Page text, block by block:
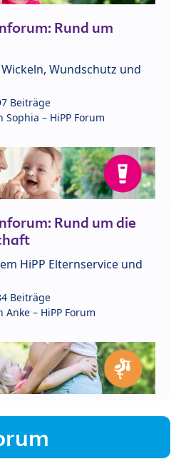
Rund um
Wundschutz und
Beiträge
Sophia – HiPP Forum
Rund um die
HiPP Elternservice und
Beiträge
Anke – HiPP Forum